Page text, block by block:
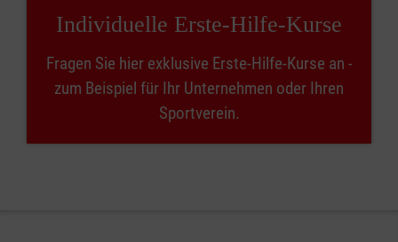
Individuelle Erste-Hilfe-Kurse
Fragen Sie hier exklusive Erste-Hilfe-Kurse an -
zum Beispiel für Ihr Unternehmen oder Ihren
Sportverein.